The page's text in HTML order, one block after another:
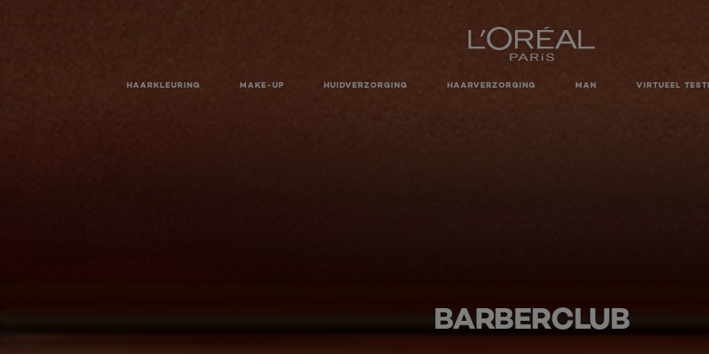
HAARKLEURING MAKE-UP HUIDVERZORGING HAARVERZORGING MAN VIRTUEEL
BARBERCLUB